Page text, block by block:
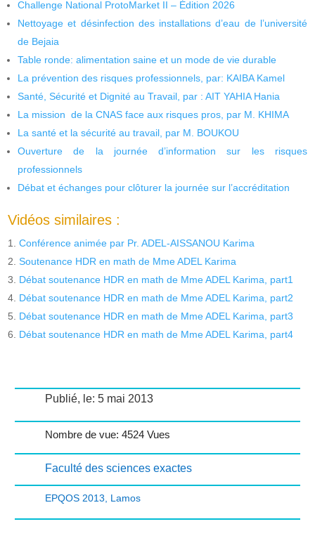
Challenge National ProtoMarket II – Édition 2026
Nettoyage et désinfection des installations d’eau de l’université
de Bejaia
Table ronde: alimentation saine et un mode de vie durable
La prévention des risques professionnels, par: KAIBA Kamel
Santé, Sécurité et Dignité au Travail, par : AIT YAHIA Hania
La mission de la CNAS face aux risques pros, par M. KHIMA
La santé et la sécurité au travail, par M. BOUKOU
Ouverture de la journée d’information sur les risques
professionnels
Débat et échanges pour clôturer la journée sur l’accréditation
Vidéos similaires :
Conférence animée par Pr. ADEL-AISSANOU Karima
Soutenance HDR en math de Mme ADEL Karima
Débat soutenance HDR en math de Mme ADEL Karima, part1
Débat soutenance HDR en math de Mme ADEL Karima, part2
Débat soutenance HDR en math de Mme ADEL Karima, part3
Débat soutenance HDR en math de Mme ADEL Karima, part4
Publié, le: 5 mai 2013
Nombre de vue: 4524 Vues
Faculté des sciences exactes
EPQOS 2013 Lamos